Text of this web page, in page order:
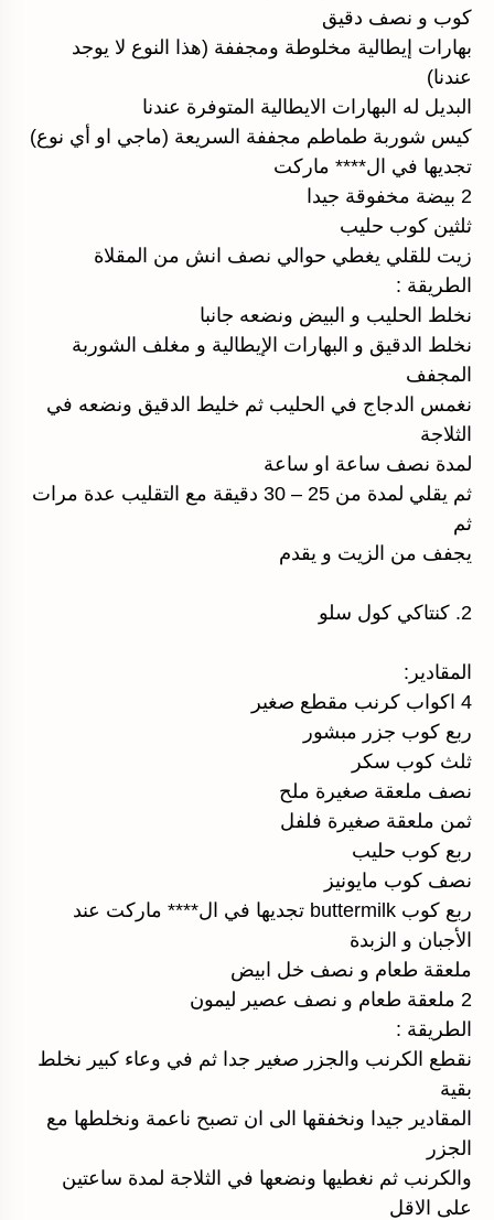
كوب و نصف دقيق
بهارات إيطالية مخلوطة ومجففة (هذا النوع لا يوجد
عندنا)
البديل له البهارات الايطالية المتوفرة عندنا
كيس شوربة طماطم مجففة السريعة (ماجي او أي نوع)
تجديها في ال**** ماركت
2 بيضة مخفوقة جيدا
ثلثين كوب حليب
زيت للقلي يغطي حوالي نصف انش من المقلاة
الطريقة :
نخلط الحليب و البيض ونضعه جانبا
نخلط الدقيق و البهارات الإيطالية و مغلف الشوربة
المجفف
نغمس الدجاج في الحليب ثم خليط الدقيق ونضعه في
الثلاجة
لمدة نصف ساعة او ساعة
ثم يقلي لمدة من 25 – 30 دقيقة مع التقليب عدة مرات
ثم
يجفف من الزيت و يقدم
2. كنتاكي كول سلو
المقادير:
4 اكواب كرنب مقطع صغير
ربع كوب جزر مبشور
ثلث كوب سكر
نصف ملعقة صغيرة ملح
ثمن ملعقة صغيرة فلفل
ربع كوب حليب
نصف كوب مايونيز
ربع كوب buttermilk تجديها في ال**** ماركت عند
الأجبان و الزبدة
ملعقة طعام و نصف خل ابيض
2 ملعقة طعام و نصف عصير ليمون
الطريقة :
نقطع الكرنب والجزر صغير جدا ثم في وعاء كبير نخلط
بقية
المقادير جيدا ونخفقها الى ان تصبح ناعمة ونخلطها مع
الجزر
والكرنب ثم نغطيها ونضعها في الثلاجة لمدة ساعتين
على الاقل